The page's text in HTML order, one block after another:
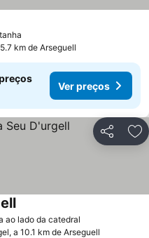
km de Arseguell
Ver preços
Partilhar
ao lado da catedral
a 10.1 km de Arseguell